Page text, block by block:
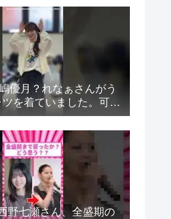
優月？れなぁさんがう
を着ていました。可愛
無くなりました。可愛
言ってる、ぽんって
。)⁡
野七瀬さん、全盛期の